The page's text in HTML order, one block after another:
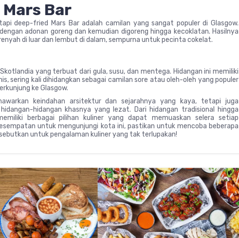
Bar
deep-fried Mars Bar adalah camilan yang sangat populer di Glasgow.
adonan goreng dan kemudian digoreng hingga kecoklatan. Hasilnya
di luar dan lembut di dalam, sempurna untuk pecinta cokelat.
yang terbuat dari gula, susu, dan mentega. Hidangan ini memiliki
sering kali dihidangkan sebagai camilan sore atau oleh-oleh yang populer
ke Glasgow.
keindahan arsitektur dan sejarahnya yang kaya, tetapi juga
hidangan khasnya yang lezat. Dari hidangan tradisional hingga
berbagai pilihan kuliner yang dapat memuaskan selera setiap
untuk mengunjungi kota ini, pastikan untuk mencoba beberapa
untuk pengalaman kuliner yang tak terlupakan!